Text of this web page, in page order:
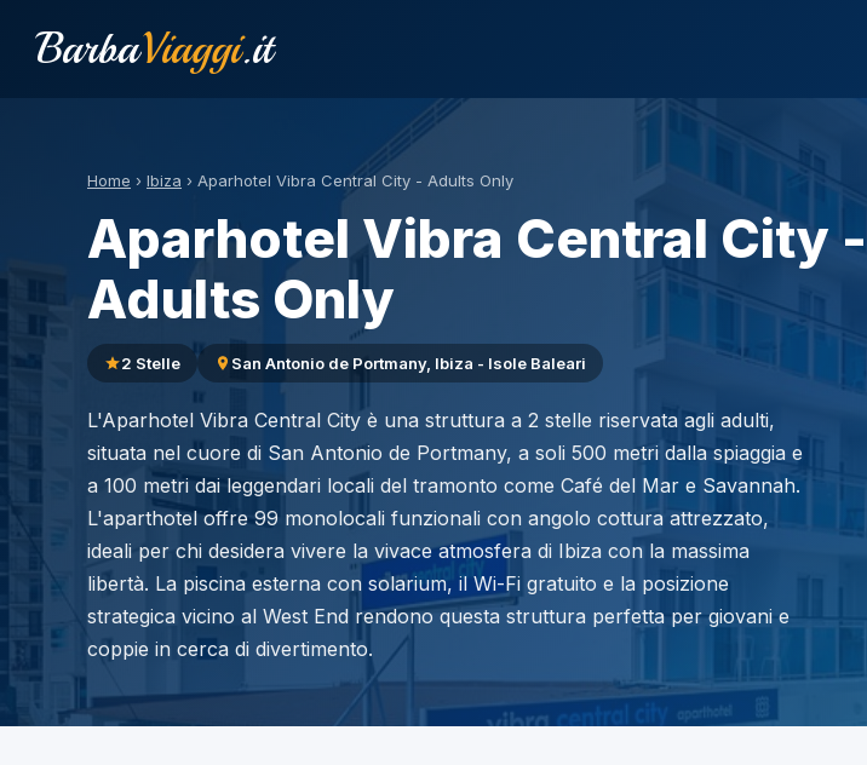
BarbaViaggi.it
Home › Ibiza › Aparhotel Vibra Central City - Adults Only
Aparhotel Vibra Central City -
Adults Only
2 Stelle San Antonio de Portmany, Ibiza - Isole Baleari
L'Aparhotel Vibra Central City è una struttura a 2 stelle riservata agli adulti,
situata nel cuore di San Antonio de Portmany, a soli 500 metri dalla spiaggia e
a 100 metri dai leggendari locali del tramonto come Café del Mar e Savannah.
L'aparthotel offre 99 monolocali funzionali con angolo cottura attrezzato,
ideali per chi desidera vivere la vivace atmosfera di Ibiza con la massima
libertà. La piscina esterna con solarium, il Wi-Fi gratuito e la posizione
strategica vicino al West End rendono questa struttura perfetta per giovani e
coppie in cerca di divertimento.